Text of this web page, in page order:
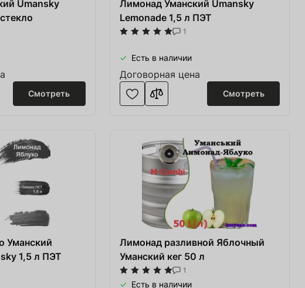
Umansky
Смотреть
Лимонад Уманский Umansky
Lemonade 1,5 л ПЭТ
1
Есть в наличии
Договорная цена
Смотреть
Уманский
1,5 л ПЭТ
Лимонад разливной Яблочный
Уманский кег 50 л
1
Есть в наличии